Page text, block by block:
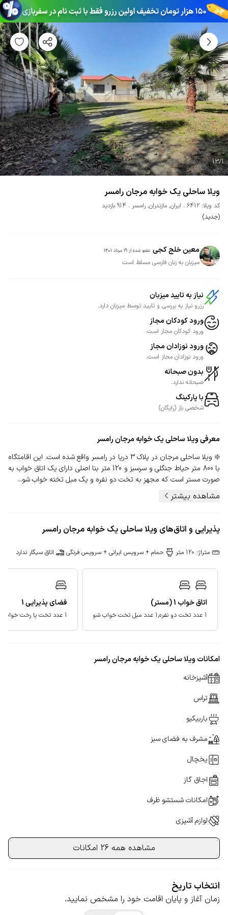
13/1
ویلا ساحلی یک خوابه مرجان رامسر
کد ویلا: 6412 ایران, مازندران, رامسر
914 بازدید
(جدید)
معین خلج کجی عضو شده از 19 مرداد 1401
میزبان به زبان فارسی مسلط است
نیاز به تایید میزبان
رزرو نیاز به بررسی و تایید توسط میزبان دارد.
ورود کودکان مجاز
ورود کودکان مجاز است.
ورود نوزادان مجاز
ورود نوزادان مجاز است.
بدون صبحانه
صبحانه ندارد.
با پارکینگ
شخصی باز (رایگان)
معرفیویلا ساحلی یک خوابه مرجان رامسر
❇️ ویلا ساحلی مرجان در پلاک 3 دریا در رامسر واقع شده است. این اقامتگاه
با 800 متر حیاط جنگلی و سرسبز و 120 متر بنا اصلی دارای یک اتاق خواب به
صورت مستر است که مجهز به تخت دو نفره و یک مبل تخته خواب شو...
مشاهده بیشتر
پذیرایی و اتاق‌های ویلا ساحلی یک خوابه مرجان رامسر
متراژ: 120 متر حمام + سرویس ایرانی + سرویس فرنگی اتاق سیگار ندارد
اتاق خواب 1(مستر)
1 عدد تخت دو نفره,1 عدد مبل تخت خواب شو
فضای پذیرایی1
1 عدد تخت یا رخت خواب سنتی
امکانات ویلا ساحلی یک خوابه مرجان رامسر
آشپزخانه
تراس
باربیکیو
مشرف به فضای سبز
یخچال
اجاق گاز
امکانات شستشو ظرف
لوازم آشپزی
مشاهده همه 26 امکانات
انتخاب تاریخ
زمان آغاز و پایان اقامت خود را مشخص نمایید.